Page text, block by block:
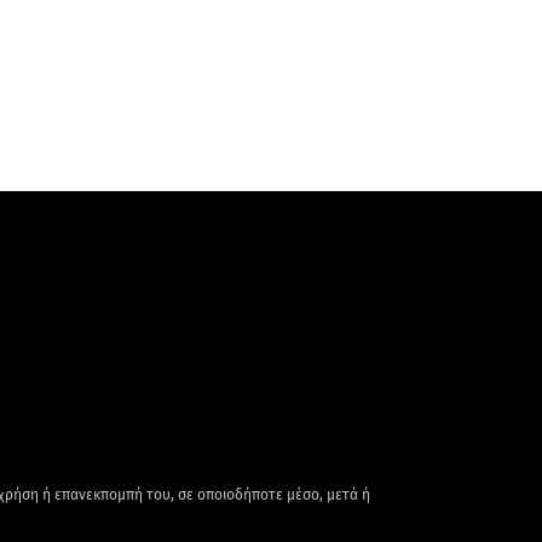
ή επανεκπομπή του, σε οποιοδήποτε μέσο, μετά ή